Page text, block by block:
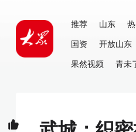
推荐 山东
国资
开放山东
果然视频
青未